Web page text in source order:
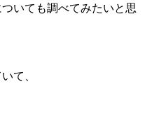
いても調べてみたいと思
て、